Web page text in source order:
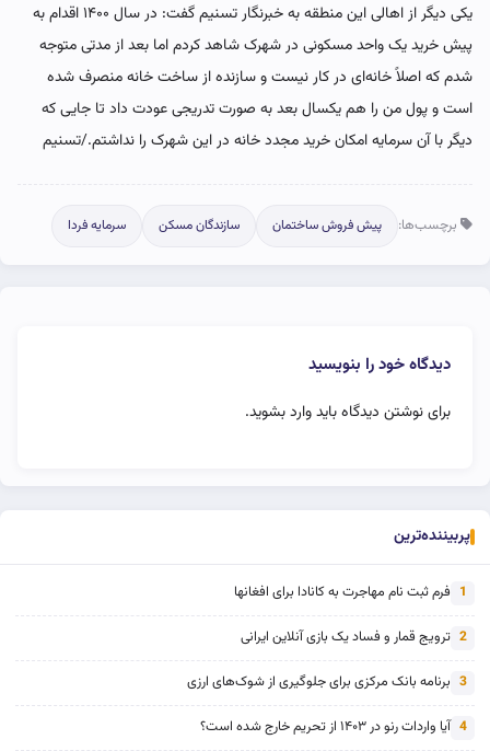
یکی دیگر از اهالی این منطقه به خبرنگار تسنیم گفت: در سال ۱۴۰۰ اقدام به
پیش خرید یک واحد مسکونی در شهرک شاهد کردم اما بعد از مدتی متوجه
شدم که اصلاً خانه‌ای در کار نیست و سازنده از ساخت خانه منصرف شده
است و پول من را هم یکسال بعد به صورت تدریجی عودت داد تا جایی که
دیگر با آن سرمایه امکان خرید مجدد خانه در این شهرک را نداشتم./تسنیم
برچسب‌ها: پیش فروش ساختمان سازندگان مسکن سرمایه فردا
دیدگاه خود را بنویسید
برای نوشتن دیدگاه بایدوارد بشوید.
پربیننده‌ترین
1 فرم ثبت نام مهاجرت به کانادا برای افغانها
2 ترویج قمار و فساد یک بازی آنلاین ایرانی
3 برنامه بانک مرکزی برای جلوگیری از شوک‌های ارزی
4 آیا واردات رنو در ۱۴۰۳ از تحریم خارج شده است؟